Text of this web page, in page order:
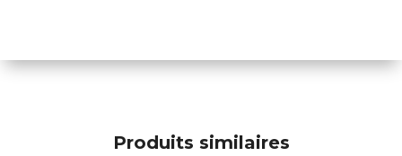
Produits similaires